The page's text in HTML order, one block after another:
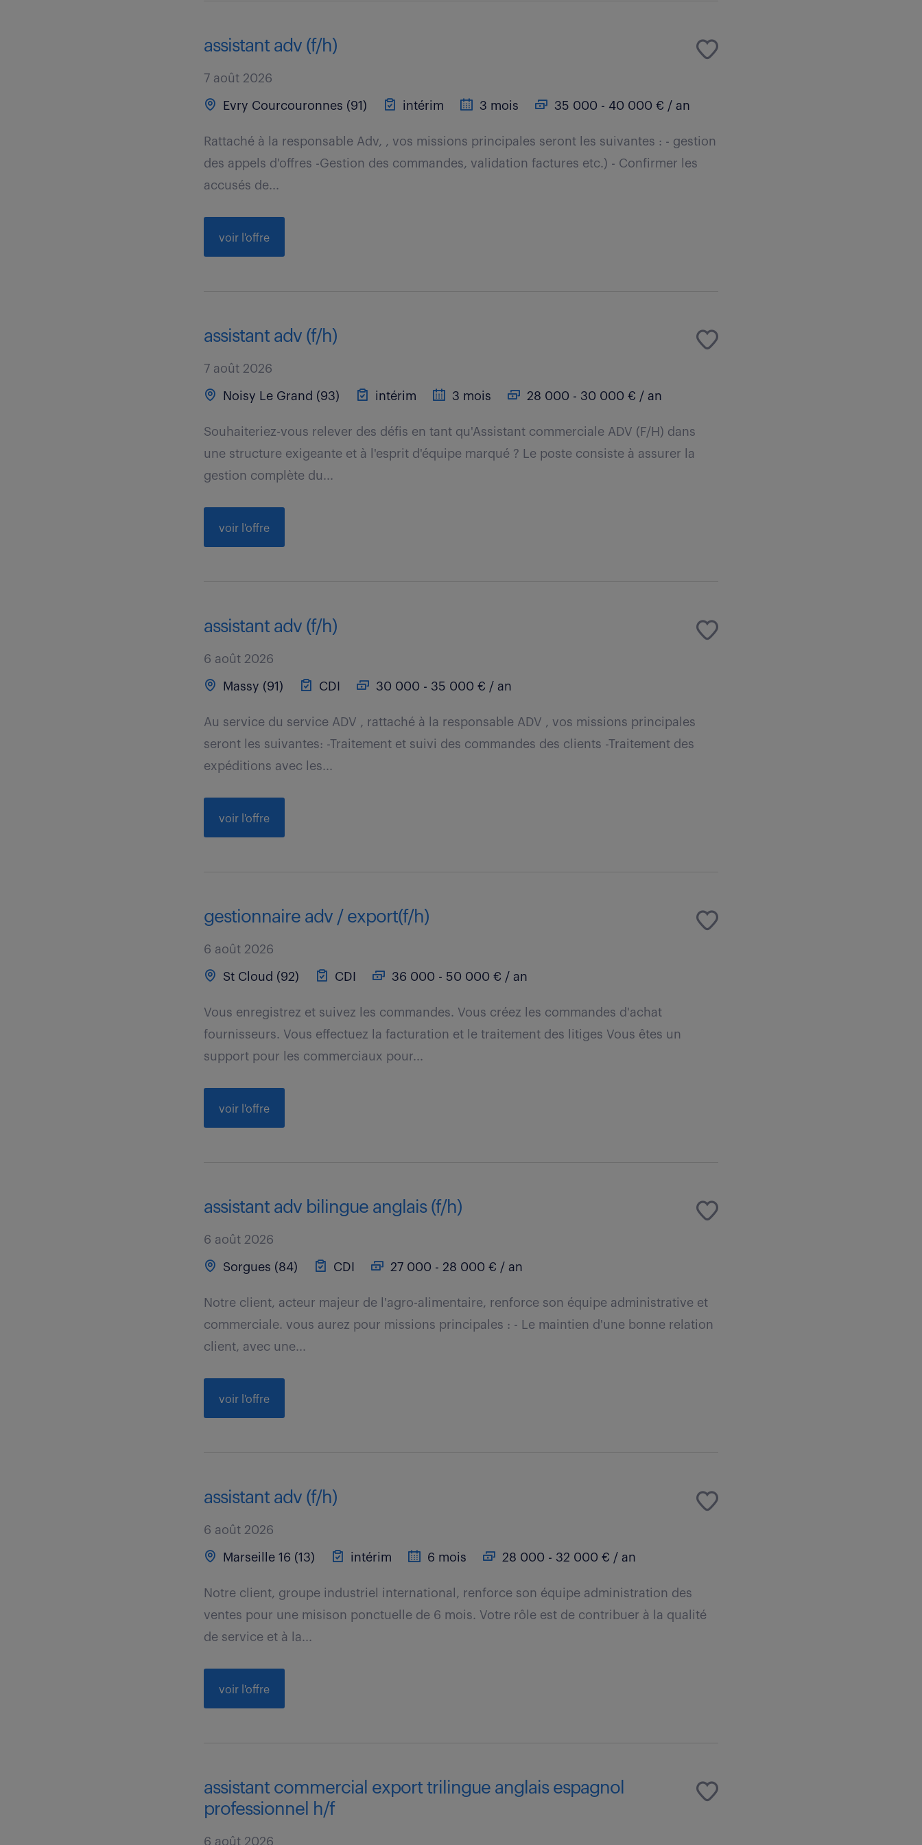
assistant adv (f/h)
7 août 2026
Evry Courcouronnes (91) intérim 3 mois 35 000 - 40 000 € / an
Rattaché à la responsable Adv, , vos missions principales seront les suivantes : - gestion
des appels d'offres -Gestion des commandes, validation factures etc.) - Confirmer les
accusés de...
voir l'offre
assistant adv (f/h)
7 août 2026
Noisy Le Grand (93) intérim 3 mois 28 000 - 30 000 € / an
Souhaiteriez-vous relever des défis en tant qu'Assistant commerciale ADV (F/H) dans
une structure exigeante et à l'esprit d'équipe marqué ? Le poste consiste à assurer la
gestion complète du...
voir l'offre
assistant adv (f/h)
6 août 2026
Massy (91) CDI 30 000 - 35 000 € / an
Au service du service ADV , rattaché à la responsable ADV , vos missions principales
seront les suivantes: -Traitement et suivi des commandes des clients -Traitement des
expéditions avec les...
voir l'offre
gestionnaire adv / export(f/h)
6 août 2026
St Cloud (92) CDI 36 000 - 50 000 € / an
Vous enregistrez et suivez les commandes. Vous créez les commandes d'achat
fournisseurs. Vous effectuez la facturation et le traitement des litiges Vous êtes un
support pour les commerciaux pour...
voir l'offre
assistant adv bilingue anglais (f/h)
6 août 2026
Sorgues (84) CDI 27 000 - 28 000 € / an
Notre client, acteur majeur de l'agro-alimentaire, renforce son équipe administrative et
commerciale. vous aurez pour missions principales : - Le maintien d'une bonne relation
client, avec une...
voir l'offre
assistant adv (f/h)
6 août 2026
Marseille 16 (13) intérim 6 mois 28 000 - 32 000 € / an
Notre client, groupe industriel international, renforce son équipe administration des
ventes pour une misison ponctuelle de 6 mois. Votre rôle est de contribuer à la qualité
de service et à la...
voir l'offre
assistant commercial export trilingue anglais espagnol
professionnel h/f
6 août 2026